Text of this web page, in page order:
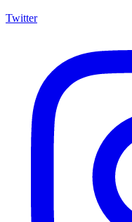
Twitter